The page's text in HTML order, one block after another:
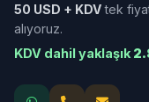
50 USD + KDVtek
alıyoruz.
KDV dahil yaklaşık